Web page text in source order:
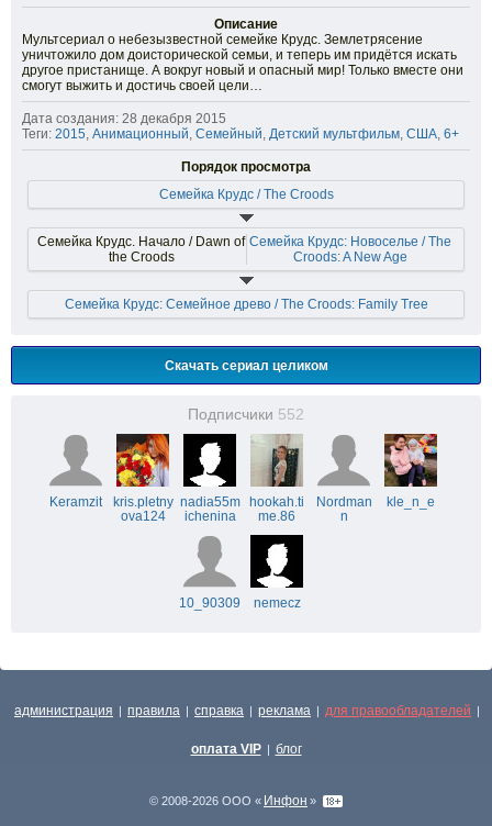
Описание
Мультсериал о небезызвестной семейке Крудс. Землетрясение
уничтожило дом доисторической семьи, и теперь им придётся искать
другое пристанище. А вокруг новый и опасный мир! Только вместе они
смогут выжить и достичь своей цели…
Дата создания: 28 декабря 2015
Теги: 2015, Анимационный, Семейный, Детский мультфильм, США, 6+
Порядок просмотра
Семейка Крудс / The Croods
Семейка Крудс. Начало / Dawn of
the Croods
Семейка Крудс: Новоселье / The
Croods: A New Age
Семейка Крудс: Семейное древо / The Croods: Family Tree
Скачать сериал целиком
Подписчики 552
Keramzit
kris.pletny
ova124
nadia55m
ichenina
hookah.ti
me.86
Nordman
n
kle_n_e
10_90309 nemecz
администрация | правила | справка | реклама | для правообладателей |
оплата VIP | блог
© 2008-2026 ООО « Инфон »